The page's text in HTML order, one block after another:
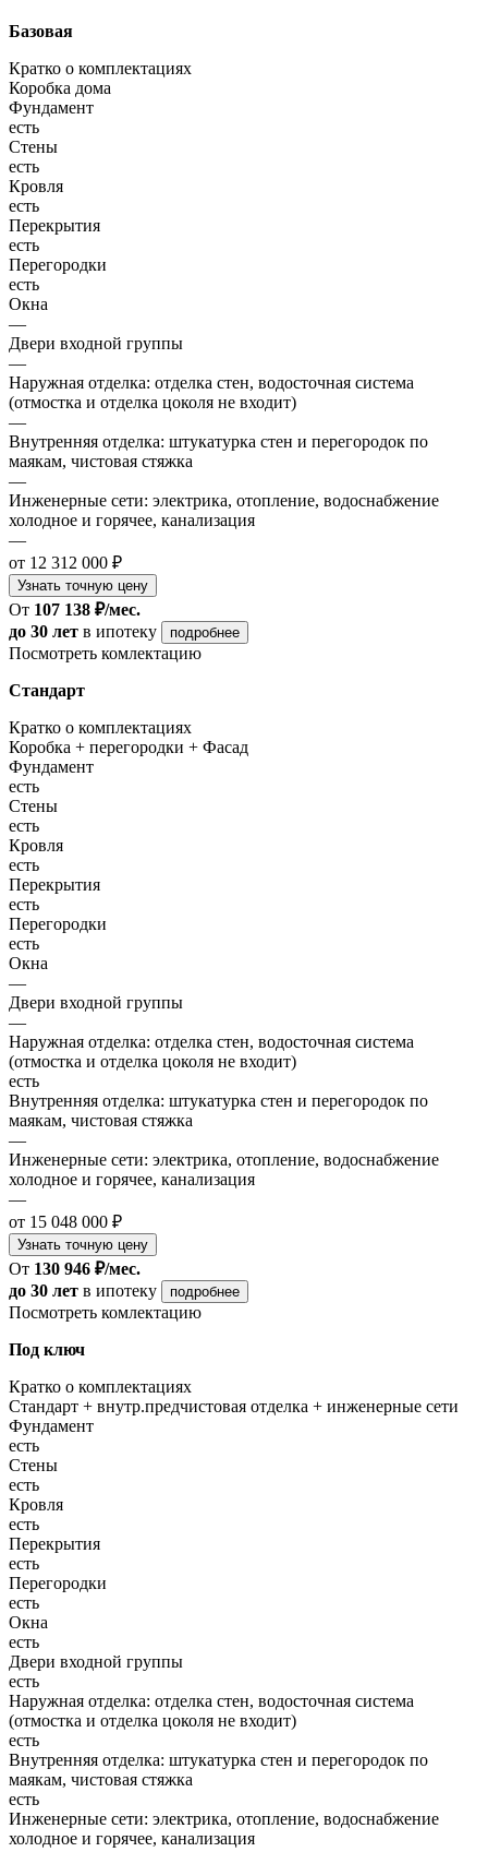
Базовая
Кратко о комплектациях
Коробка дома
Фундамент
есть
Стены
есть
Кровля
есть
Перекрытия
есть
Перегородки
есть
Окна
—
Двери входной группы
—
Наружная отделка: отделка стен, водосточная система
(отмостка и отделка цоколя не входит)
—
Внутренняя отделка: штукатурка стен и перегородок по
маякам, чистовая стяжка
—
Инженерные сети: электрика, отопление, водоснабжение
холодное и горячее, канализация
—
от 12 312 000 ₽
Узнать точную цену
От 107 138 ₽/мес.
до 30 лет в ипотеку подробнее
Посмотреть комлектацию
Стандарт
Кратко о комплектациях
Коробка + перегородки + Фасад
Фундамент
есть
Стены
есть
Кровля
есть
Перекрытия
есть
Перегородки
есть
Окна
—
Двери входной группы
—
Наружная отделка: отделка стен, водосточная система
(отмостка и отделка цоколя не входит)
есть
Внутренняя отделка: штукатурка стен и перегородок по
маякам, чистовая стяжка
—
Инженерные сети: электрика, отопление, водоснабжение
холодное и горячее, канализация
—
от 15 048 000 ₽
Узнать точную цену
От 130 946 ₽/мес.
до 30 лет в ипотеку подробнее
Посмотреть комлектацию
Под ключ
Кратко о комплектациях
Стандарт + внутр.предчистовая отделка + инженерные сети
Фундамент
есть
Стены
есть
Кровля
есть
Перекрытия
есть
Перегородки
есть
Окна
есть
Двери входной группы
есть
Наружная отделка: отделка стен, водосточная система
(отмостка и отделка цоколя не входит)
есть
Внутренняя отделка: штукатурка стен и перегородок по
маякам, чистовая стяжка
есть
Инженерные сети: электрика, отопление, водоснабжение
холодное и горячее, канализация